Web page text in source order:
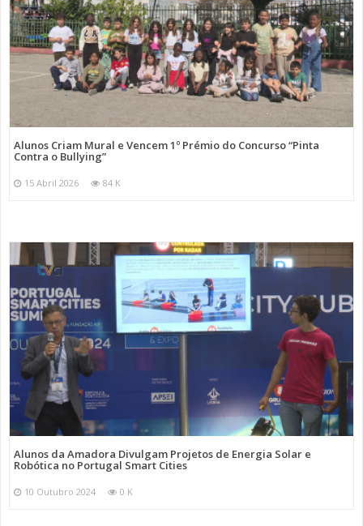
Alunos Criam Mural e Vencem 1º Prémio do Concurso “Pinta
Contra o Bullying”
15 Abril 2026 84 K
Alunos da Amadora Divulgam Projetos de Energia Solar e
Robótica no Portugal Smart Cities
10 Outubro 2024 0 K